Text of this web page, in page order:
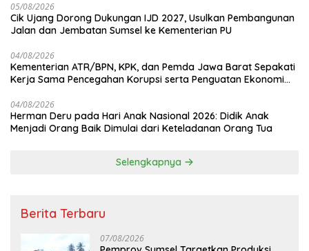
05/08/2026
Cik Ujang Dorong Dukungan IJD 2027, Usulkan Pembangunan
Jalan dan Jembatan Sumsel ke Kementerian PU
04/08/2026
Kementerian ATR/BPN, KPK, dan Pemda Jawa Barat Sepakati
Kerja Sama Pencegahan Korupsi serta Penguatan Ekonomi
04/08/2026
Herman Deru pada Hari Anak Nasional 2026: Didik Anak
Menjadi Orang Baik Dimulai dari Keteladanan Orang Tua
Selengkapnya
Berita Terbaru
07/08/2026